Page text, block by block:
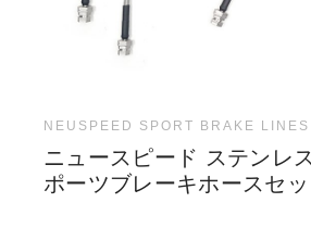
NEUSPEED SPORT BRAKE LINES
ニュースピード ステンレ
ポーツブレーキホースセッ